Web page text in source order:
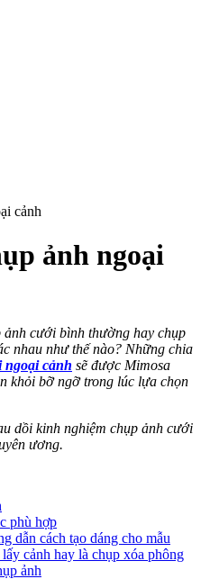
cảnh
ảnh ngoại
ảnh cưới bình thường hay chụp
nhau như thế nào? Những chia
cảnh sẽ được Mimosa
khỏi bỡ ngỡ trong lúc lựa chọn
dồi kinh nghiệm chụp ảnh cưới
ương.
phù hợp
dẫn cách tạo dáng cho mẫu
cảnh hay là chụp xóa phông
ảnh